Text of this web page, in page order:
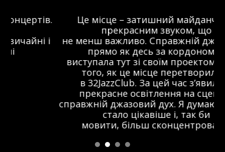
Це місце – затишний майданчик з
прекрасним звуком, що
не менш важливо. Справжній джаз-клуб,
прямо як десь за кордоном. Я
виступала тут зі своїм проектом ще до
того, як це місце перетворилося
в 32JazzClub. За цей час з’явилося
прекрасне освітлення на сцені та
справжній джазовий дух. Я думаю, що тут
стало цікавіше і, так би
мовити, більш сконцентровано.